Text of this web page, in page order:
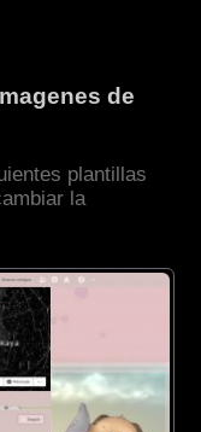
de
plantillas
la